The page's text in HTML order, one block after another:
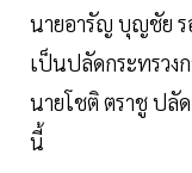
นายอารัญ บุญชัย ร
เป็นปลัดกระทรวง
นายโชติ ตราชู ปลั
นี้